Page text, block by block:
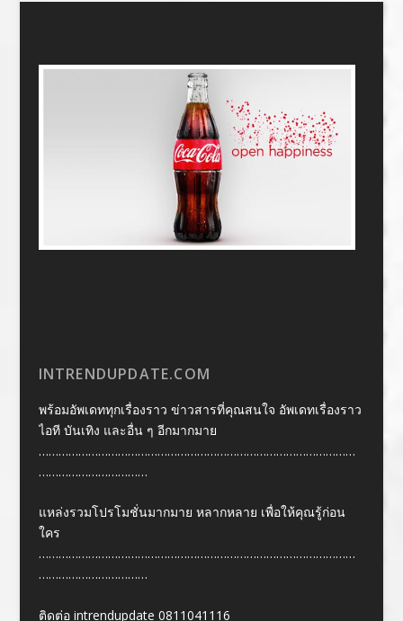
INTRENDUPDATE.COM
พร้อมอัพเดททุกเรื่องราว ข่าวสารที่คุณสนใจ อัพเดทเรื่องราว
ไอที บันเทิง และอื่น ๆ อีกมากมาย
……………………………………………………………………………………
……………………………
แหล่งรวมโปรโมชั่นมากมาย หลากหลาย เพื่อให้คุณรู้ก่อน
ใคร
……………………………………………………………………………………
……………………………
ติดต่อ intrendupdate 0811041116